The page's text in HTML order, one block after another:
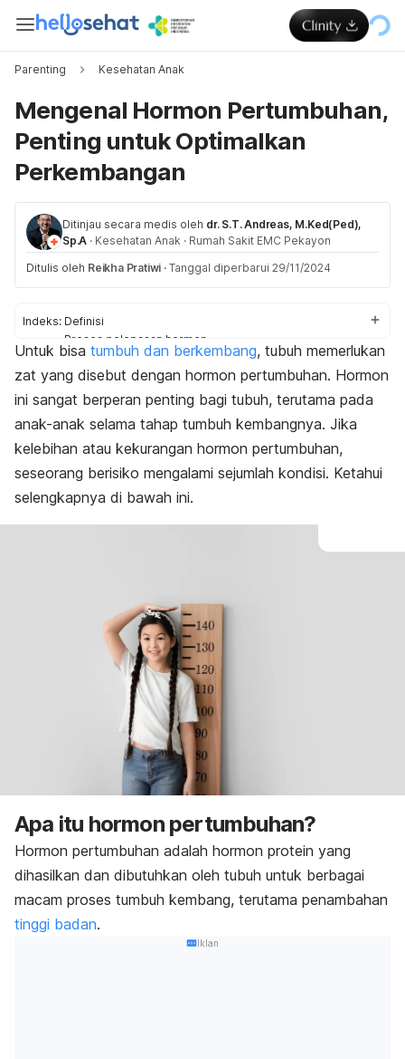
Parenting Kesehatan Anak
Mengenal Hormon Pertumbuhan,
Penting untuk Optimalkan
Perkembangan
Ditinjau secara medis oleh dr. S.T. Andreas, M.Ked(Ped),
Sp.A · Kesehatan Anak · Rumah Sakit EMC Pekayon
Ditulis oleh Reikha Pratiwi · Tanggal diperbarui 29/11/2024
Indeks: Definisi
Proses pelepasan hormon
Fungsi dan cara kerja
Risiko terlalu banyak
Risiko terlalu sedikit
Untuk bisa tumbuh dan berkembang, tubuh memerlukan
zat yang disebut dengan hormon pertumbuhan. Hormon
ini sangat berperan penting bagi tubuh, terutama pada
anak-anak selama tahap tumbuh kembangnya. Jika
kelebihan atau kekurangan hormon pertumbuhan,
seseorang berisiko mengalami sejumlah kondisi. Ketahui
selengkapnya di bawah ini.
Apa itu hormon pertumbuhan?
Hormon pertumbuhan adalah hormon protein yang
dihasilkan dan dibutuhkan oleh tubuh untuk berbagai
macam proses tumbuh kembang, terutama penambahan
tinggi badan.
Iklan